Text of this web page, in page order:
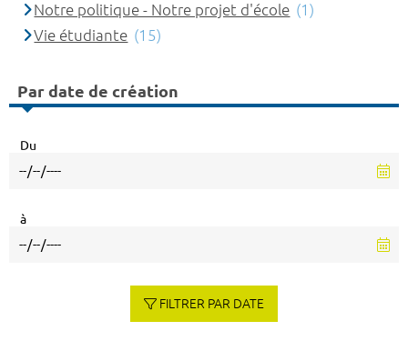
Notre politique - Notre projet d'école (1)
Vie étudiante (15)
Par date de création
Du
à
FILTRER PAR DATE